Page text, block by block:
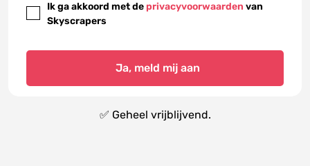
Ik ga akkoord met deprivacyvoorwaarden van
Skyscrapers
Ja, meld mij aan
✅ Geheel vrijblijvend.